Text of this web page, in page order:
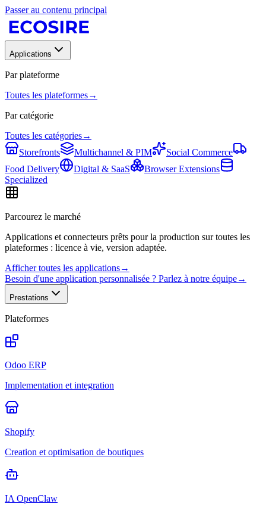
Passer au contenu principal
Applications
Par plateforme
Toutes les plateformes→
Par catégorie
Toutes les catégories→
Storefronts
Multichannel & PIM
Social Commerce
Food Delivery
Digital & SaaS
Browser Extensions
Specialized
Parcourez le marché
Applications et connecteurs prêts pour la production sur toutes les
plateformes : licence à vie, version adaptée.
Afficher toutes les applications→
Besoin d'une application personnalisée ? Parlez à notre équipe→
Prestations
Plateformes
Odoo ERP
Implementation et integration
Shopify
Creation et optimisation de boutiques
IA OpenClaw